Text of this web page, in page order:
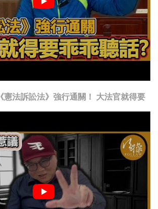
憲法訴訟法》強行通關！ 大法官就得要